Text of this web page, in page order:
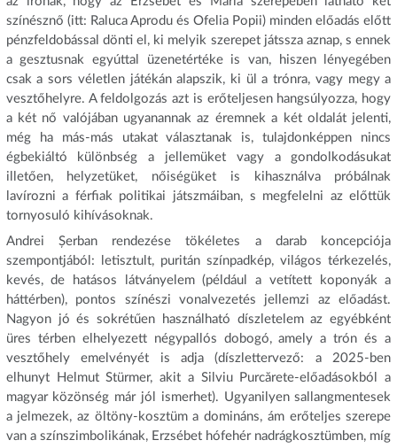
színésznő (itt: Raluca Aprodu és Ofelia Popii) minden előadás előtt
pénzfeldobással dönti el, ki melyik szerepet játssza aznap, s ennek
a gesztusnak egyúttal üzenetértéke is van, hiszen lényegében
csak a sors véletlen játékán alapszik, ki ül a trónra, vagy megy a
vesztőhelyre. A feldolgozás azt is erőteljesen hangsúlyozza, hogy
a két nő valójában ugyanannak az éremnek a két oldalát jelenti,
még ha más-más utakat választanak is, tulajdonképpen nincs
égbekiáltó különbség a jellemüket vagy a gondolkodásukat
illetően, helyzetüket, nőiségüket is kihasználva próbálnak
lavírozni a férfiak politikai játszmáiban, s megfelelni az előttük
tornyosuló kihívásoknak.
Andrei Șerban rendezése tökéletes a darab koncepciója
szempontjából: letisztult, puritán színpadkép, világos térkezelés,
kevés, de hatásos látványelem (például a vetített koponyák a
háttérben), pontos színészi vonalvezetés jellemzi az előadást.
Nagyon jó és sokrétűen használható díszletelem az egyébként
üres térben elhelyezett négypallós dobogó, amely a trón és a
vesztőhely emelvényét is adja (díszlettervező: a 2025-ben
elhunyt Helmut Stürmer, akit a Silviu Purcărete-előadásokból a
magyar közönség már jól ismerhet). Ugyanilyen sallangmentesek
a jelmezek, az öltöny-kosztüm a domináns, ám erőteljes szerepe
van a színszimbolikának, Erzsébet hófehér nadrágkosztümben, míg